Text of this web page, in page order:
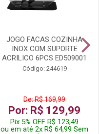
JOGO FACAS COZINHA
INOX COM SUPORTE
ACRILICO 6PCS ED509001
Código: 244619
De: R$ 169,99
Por: R$ 129,99
Pix 5% OFF R$ 123,49
ou em até 2x R$ 64,99 Sem